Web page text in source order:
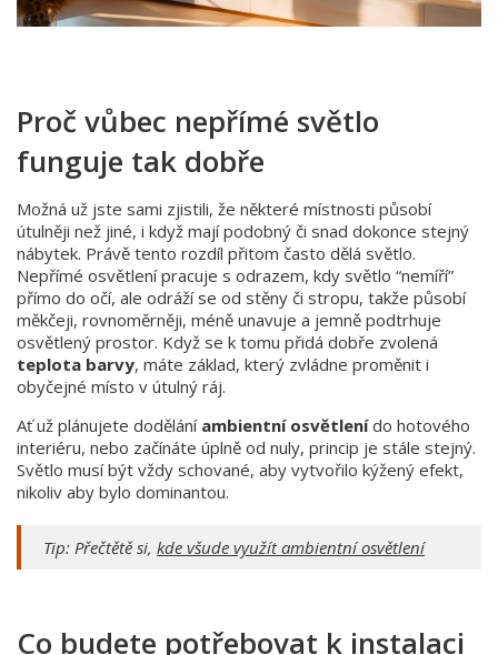
Proč vůbec nepřímé světlo
funguje tak dobře
Možná už jste sami zjistili, že některé místnosti působí
útulněji než jiné, i když mají podobný či snad dokonce stejný
nábytek. Právě tento rozdíl přitom často dělá světlo.
Nepřímé osvětlení pracuje s odrazem, kdy světlo “nemíří”
přímo do očí, ale odráží se od stěny či stropu, takže působí
měkčeji, rovnoměrněji, méně unavuje a jemně podtrhuje
osvětlený prostor. Když se k tomu přidá dobře zvolená
teplota barvy, máte základ, který zvládne proměnit i
obyčejné místo v útulný ráj.
Ať už plánujete dodělání ambientní osvětlenído hotového
interiéru, nebo začínáte úplně od nuly, princip je stále stejný.
Světlo musí být vždy schované, aby vytvořilo kýžený efekt,
nikoliv aby bylo dominantou.
Tip: Přečtětě si, kde všude využít ambientní osvětlení
Co budete potřebovat k instalaci